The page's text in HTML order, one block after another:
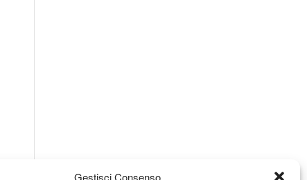
Gestisci Consenso